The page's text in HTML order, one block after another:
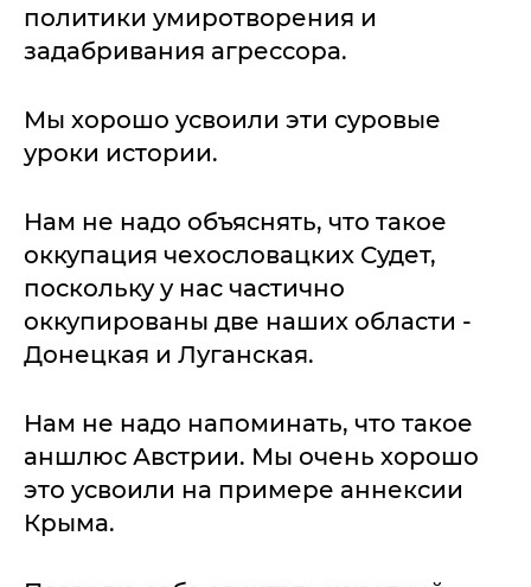
политики умиротворения и
задабривания агрессора.
Мы хорошо усвоили эти суровые
уроки истории.
Нам не надо объяснять, что такое
оккупация чехословацких Судет,
поскольку у нас частично
оккупированы две наших области -
Донецкая и Луганская.
Нам не надо напоминать, что такое
аншлюс Австрии. Мы очень хорошо
это усвоили на примере аннексии
Крыма.